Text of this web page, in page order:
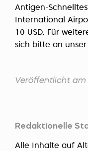
Antigen-
International
10 USD. Für
sich bitte an unser
Veröffentlicht
Redaktionelle
Alle Inhalte auf